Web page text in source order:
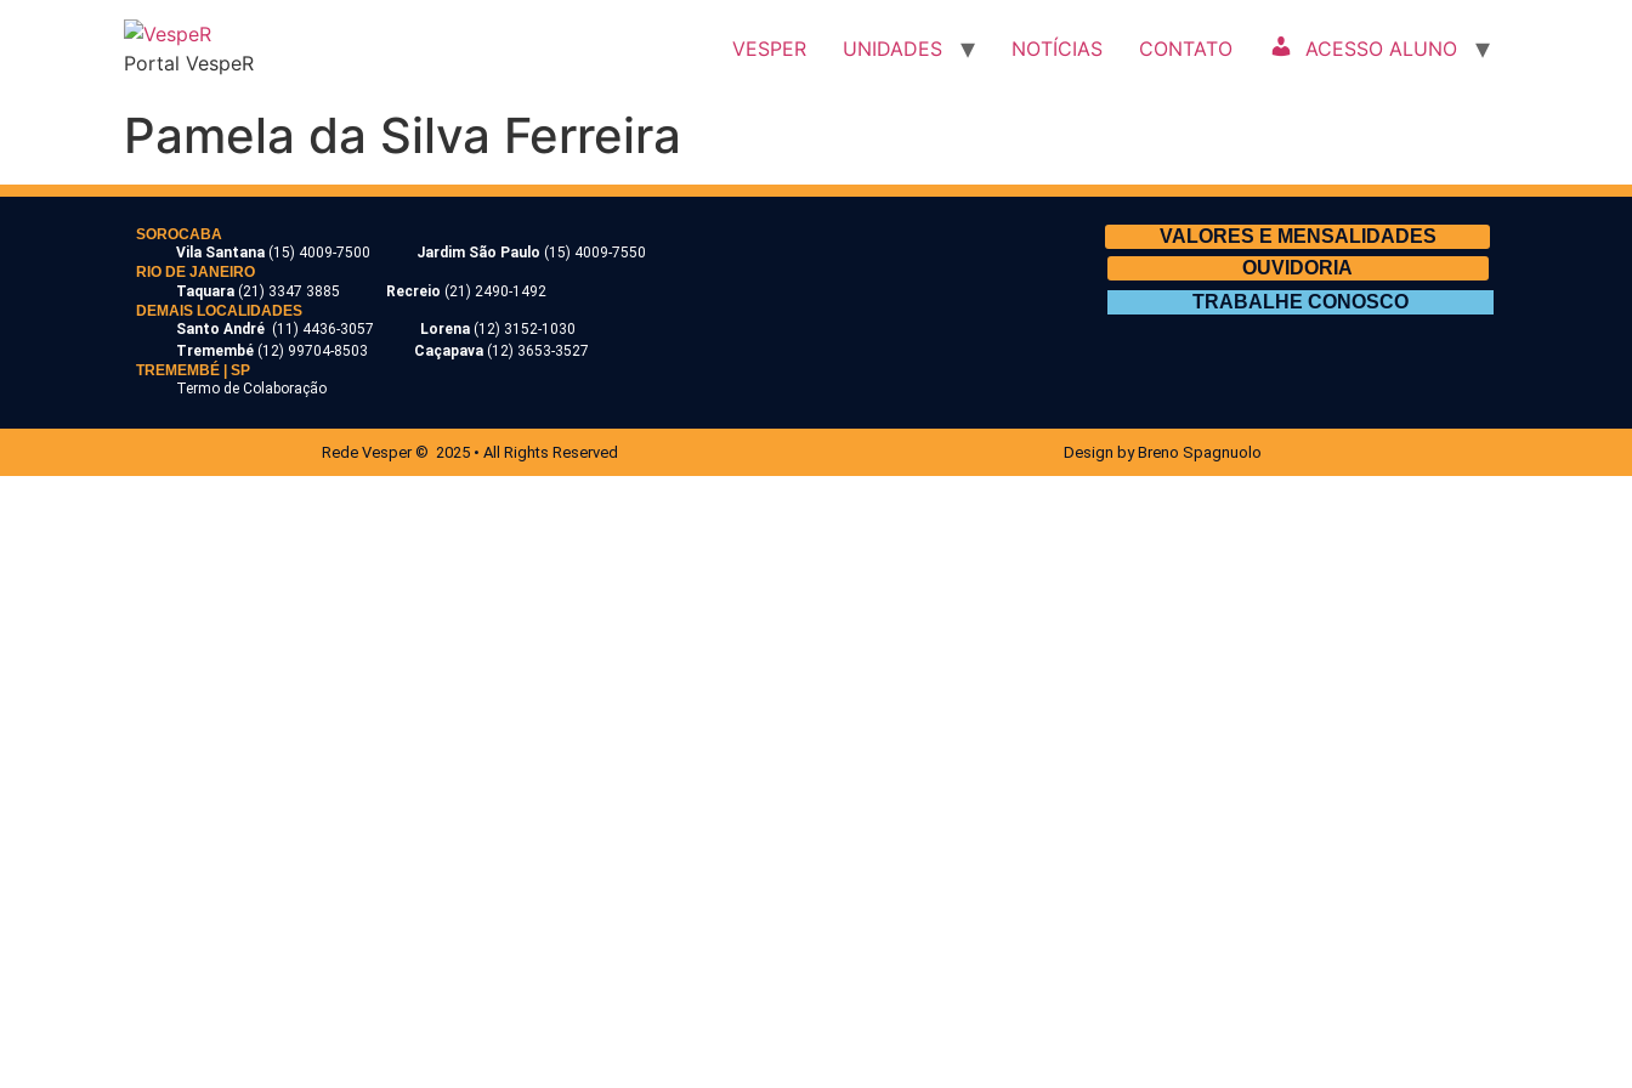
Portal VespeR
VESPER UNIDADES NOTÍCIAS CONTATO ACESSO ALUNO
Pamela da Silva Ferreira
SOROCABA
Vila Santana (15) 4009-7500 Jardim São Paulo (15) 4009-7550
RIO DE JANEIRO
Taquara (21) 3347 3885 Recreio (21) 2490-1492
DEMAIS LOCALIDADES
Santo André (11) 4436-3057 Lorena (12) 3152-1030
Tremembé (12) 99704-8503 Caçapava (12) 3653-3527
TREMEMBÉ | SP
Termo de Colaboração
VALORES E MENSALIDADES
OUVIDORIA
TRABALHE CONOSCO
Rede Vesper © 2025 • All Rights Reserved Design by Breno Spagnuolo